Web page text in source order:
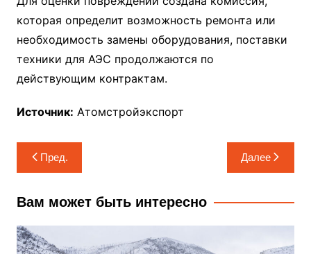
которая определит возможность ремонта или
необходимость замены оборудования, поставки
техники для АЭС продолжаются по
действующим контрактам.
Источник: Атомстройэкспорт
Навигация
по
записям
Пред. Далее
Вам может быть интересно